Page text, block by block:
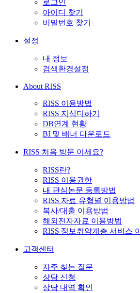
로그인
아이디 찾기
비밀번호 찾기
설정
내 정보
검색환경설정
About RISS
RISS 이용방법
RISS 지식더하기
DB연계 현황
BI 및 배너 다운로드
RISS 처음 방문 이세요?
RISS란?
RISS 이용권한
내 관심논문 등록방법
RISS 자료 유형별 이용방법
복사/대출 이용방법
해외전자자료 이용방법
RISS 정보취약계층 서비스
고객센터
자주 찾는 질문
상담 신청
상담 내역 확인